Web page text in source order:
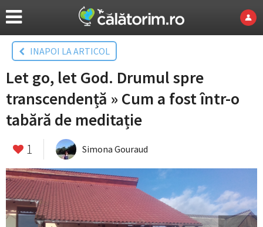
INAPOI LA ARTICOL
Let go, let God. Drumul spre
transcendență » Cum a fost într-o
tabără de meditație
1 Simona Gouraud